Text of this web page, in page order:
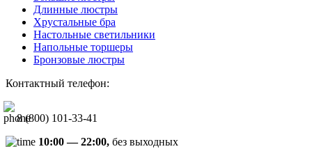
Длинные люстры
Хрустальные бра
Настольные светильники
Напольные торшеры
Бронзовые люстры
Контактный телефон:
8 (800) 101-33-41
10:00 — 22:00, без выходных